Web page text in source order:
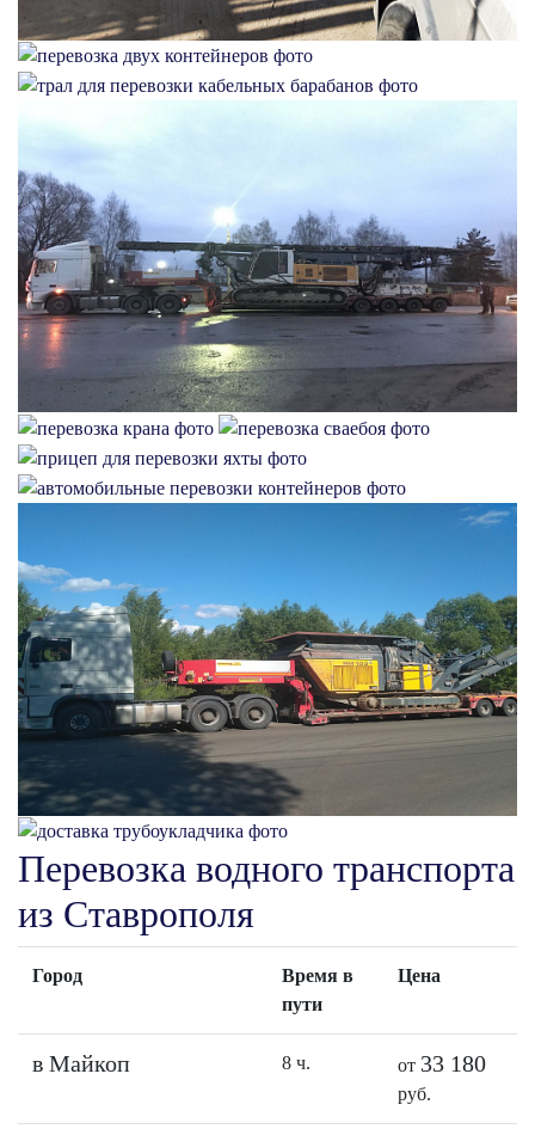
Перевозка водного транспорта
из Ставрополя
Город
Время в
пути
Цена
в Майкоп 8 ч. от 33 180
руб.